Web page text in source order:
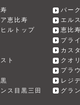
パー
恵比寿
エル
ルトップ
恵比
プラ
カス
ト
クオ
プラ
レジ
ス目黒三田
グラ